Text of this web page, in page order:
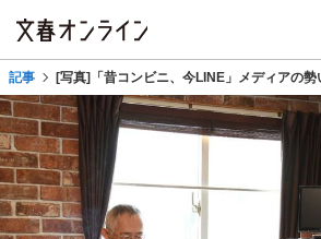
記事 [写真]「昔コンビニ、今LINE」メディアの